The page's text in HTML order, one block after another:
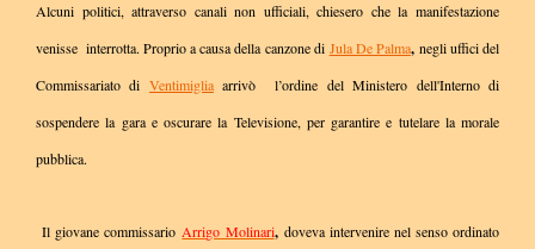
Alcuni politici, attraverso canali non ufficiali, chiesero che la manifestazione
venisse interrotta. Proprio a causa della canzone di Jula De Palma,negli uffici del
Commissariato di Ventimigliaarrivò l’ordine del Ministero dell'Interno di
sospendere la gara e oscurare la Televisione, per garantire e tutelare la morale
pubblica.
Il giovane commissario Arrigo Molinari,doveva intervenire nel senso ordinato